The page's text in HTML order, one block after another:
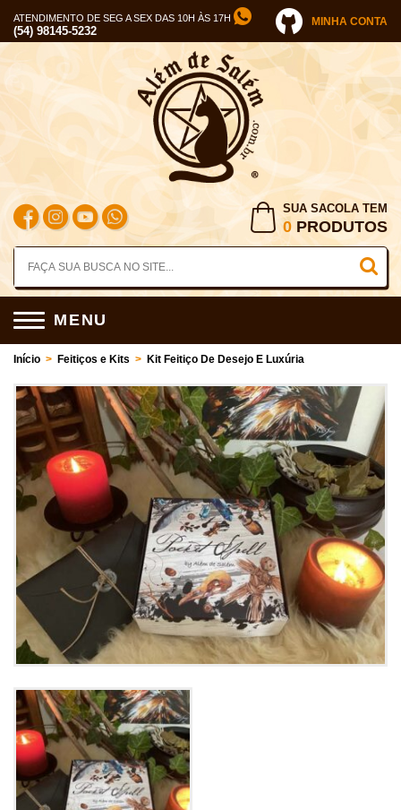
ATENDIMENTO DE SEG A SEX DAS 10H ÀS 17H
(54) 98145-5232
MINHA CONTA
SUA SACOLA TEM
0 PRODUTOS
MENU
Início > Feitiços e Kits > Kit Feitiço De Desejo E Luxúria